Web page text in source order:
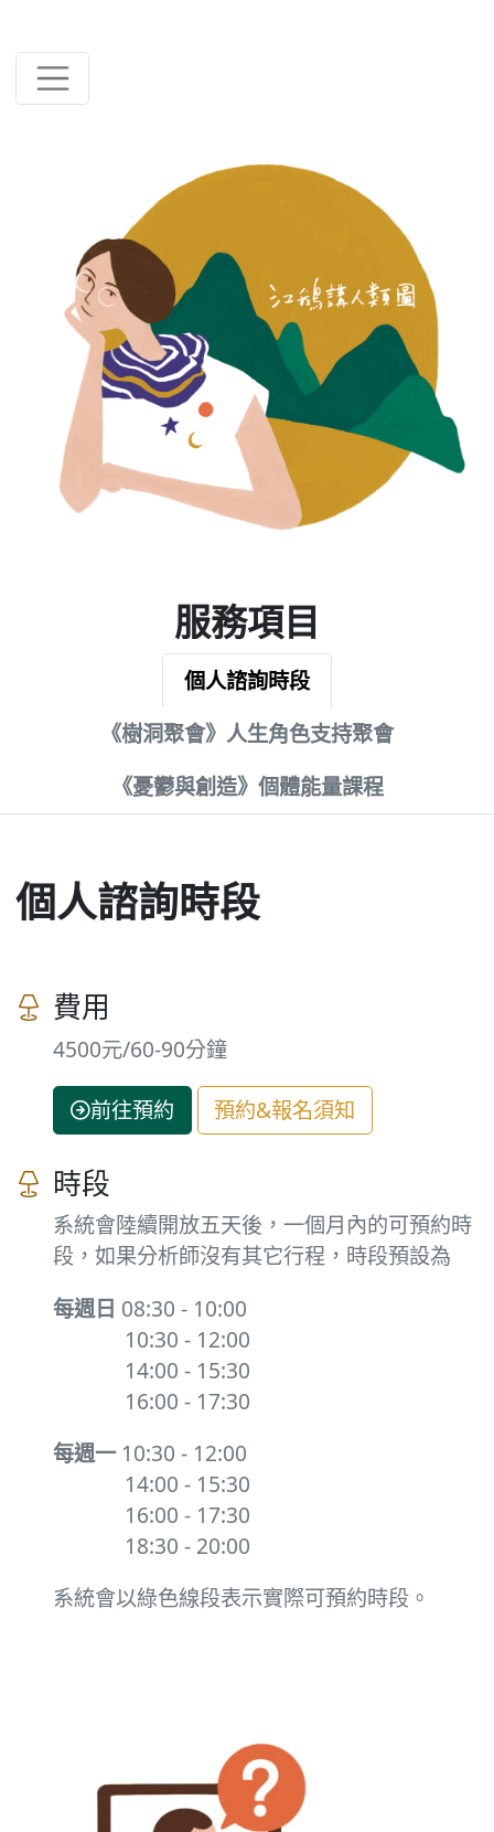
服務項目
個人諮詢時段
《樹洞聚會》人生角色支持聚會
《憂鬱與創造》個體能量課程
個人諮詢時段
費用
4500元/60-90分鐘
前往預約 預約&報名須知
時段
系統會陸續開放五天後，一個月內的可預約時
段，如果分析師沒有其它行程，時段預設為
每週日 08:30 - 10:00
10:30 - 12:00
14:00 - 15:30
16:00 - 17:30
每週一10:30 - 12:00
14:00 - 15:30
16:00 - 17:30
18:30 - 20:00
系統會以綠色線段表示實際可預約時段。